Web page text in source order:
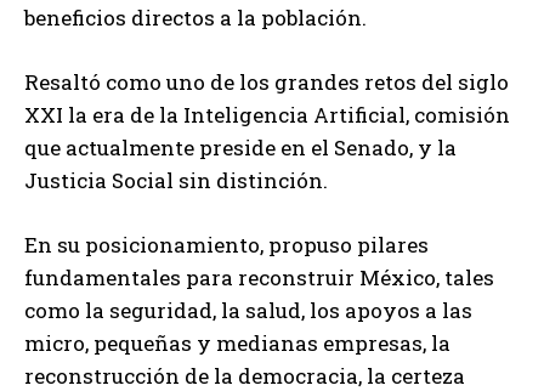
beneficios directos a la población.
Resaltó como uno de los grandes retos del siglo
XXI la era de la Inteligencia Artificial, comisión
que actualmente preside en el Senado, y la
Justicia Social sin distinción.
En su posicionamiento, propuso pilares
fundamentales para reconstruir México, tales
como la seguridad, la salud, los apoyos a las
micro, pequeñas y medianas empresas, la
reconstrucción de la democracia, la certeza